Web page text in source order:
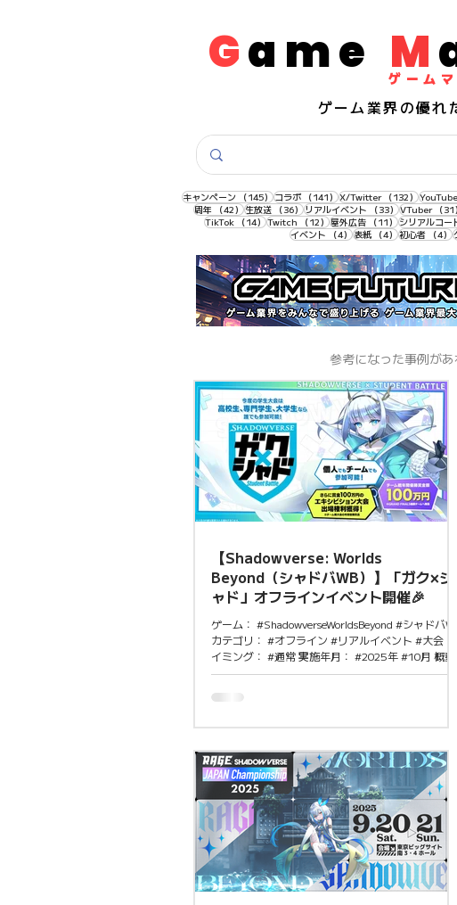
Game M
ゲーム
​ゲーム業界の優れ
キャンペーン （145）145件の記事
コラボ （141）141件の記事
X/Twitter （132）132件の
YouTube
周年
（42）42件の記事
生放送 （36）36件の記事
リアルイベント （33）33件の記事
VTuber （
TikTok （14）14件の記事
Twitch （12）12件の記事
屋外広告 （11）11件の記事
シリアルコー
イベント
（4）4件の記事
表紙 （4）4件の記事
初心者 （4）
【Shadowverse: Worlds
Beyond（シャドバWB）】「ガク×シ
ャド」オフラインイベント開催🎉
ゲーム： #ShadowverseWorldsBeyond #シャドバWB
カテゴリ： #オフライン #リアルイベント #大会 タ
イミング： #通常 実施年月： #2025年 #10月 概要
累計の事前登録者数に応じて、サービス開始後もれ
来場できるShadowverse: Worlds Beyondのオフライ
催。 来場するだけで楽しめる上に入場は無料！ 「ガ
ク×シャドPARTY in TOKYO」 開催日：2025年8月8
日（金） 会場：東京デザインテクノロジー専門学校
「ガク×シャドPARTY in OSAKA」 開催日：2025年
10月4日（土） 会場：OCA大阪デザイン＆テクノロ
ジー専門学校 注目ポイント 学生だけが参加できるこ
とで、同世代同士のオフラインでの交流や競技体験
がしやすいことや初心者でも気軽に参加できる雰囲
気を演出している。若年層のプレイヤー育成とコミ
ュニティ形成を目
参考になった事例が